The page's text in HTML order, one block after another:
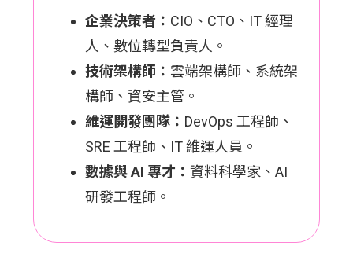
企業決策者： CIO、CTO、IT 經理
人、數位轉型負責人。
技術架構師： 雲端架構師、系統架
構師、資安主管。
維運開發團隊： DevOps 工程師、
SRE 工程師、IT 維運人員。
數據與 AI 專才： 資料科學家、AI
研發工程師。